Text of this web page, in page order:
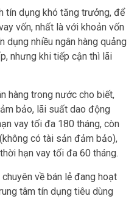
tín dụng khó tăng trưởng, để
vốn, nhất là với khoản vốn
dụng nhiều ngân hàng quảng
nhưng khi tiếp cận thì lãi
hàng trong nước cho biết,
bảo, lãi suất dao động
vay tối đa 180 tháng, còn
có tài sản đảm bảo),
hạn vay tối đa 60 tháng.
về bán lẻ đang hoạt
tâm tín dụng tiêu dùng